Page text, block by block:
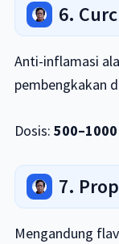
6.
Anti-inflamasi
pembengkakan
Dosis:
7.
Mengandung